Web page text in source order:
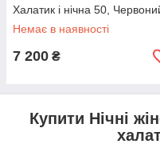
Халатик і нічна 50,
Немає в наявності
7 200 ₴
Купити Нічні